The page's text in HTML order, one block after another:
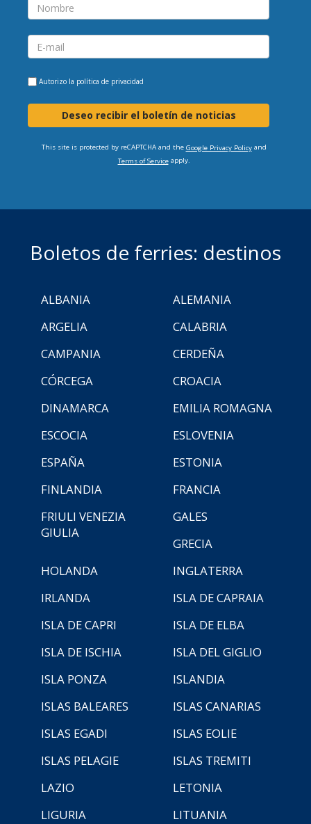
Autorizo la política de privacidad
Deseo recibir el boletín de noticias
This site is protected by reCAPTCHA and the Google Privacy Policyand
Terms of Serviceapply.
Boletos de ferries: destinos
ALBANIA
ALEMANIA
ARGELIA
CALABRIA
CAMPANIA
CERDEÑA
CÓRCEGA
CROACIA
DINAMARCA
EMILIA ROMAGNA
ESCOCIA
ESLOVENIA
ESPAÑA
ESTONIA
FINLANDIA
FRANCIA
FRIULI VENEZIA
GIULIA
GALES
GRECIA
HOLANDA
INGLATERRA
IRLANDA
ISLA DE CAPRAIA
ISLA DE CAPRI
ISLA DE ELBA
ISLA DE ISCHIA
ISLA DEL GIGLIO
ISLA PONZA
ISLANDIA
ISLAS BALEARES
ISLAS CANARIAS
ISLAS EGADI
ISLAS EOLIE
ISLAS PELAGIE
ISLAS TREMITI
LAZIO
LETONIA
LIGURIA
LITUANIA